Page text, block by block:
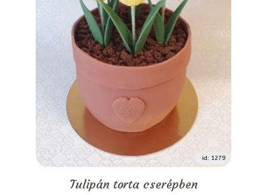
id: 1279
Tulipán torta cserépben